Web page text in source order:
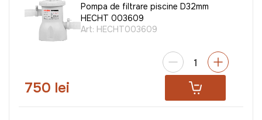
Pompa de filtrare piscine D32mm
HECHT 003609
Art: HECHT003609
750 lei